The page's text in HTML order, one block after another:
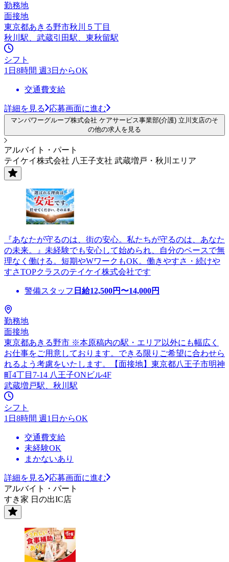
勤務地
面接地
東京都あきる野市秋川５丁目
秋川駅、武蔵引田駅、東秋留駅
シフト
1日8時間 週3日からOK
交通費支給
詳細を見る 応募画面に進む
マンパワーグループ株式会社 ケアサービス事業部(介護) 立川支店のそ
の他の求人を見る
アルバイト・パート
テイケイ株式会社 八王子支社 武蔵増戸・秋川エリア
『あなたが守るのは、街の安心。私たちが守るのは、あなた
の未来。』未経験でも安心して始められ、自分のペースで無
理なく働ける。短期やWワークもOK。働きやすさ・続けや
すさTOPクラスのテイケイ株式会社です
警備スタッフ 日給12,500円〜14,000円
勤務地
面接地
東京都あきる野市 ※本原稿内の駅・エリア以外にも幅広く
お仕事をご用意しております。できる限りご希望に合わせら
れるよう考慮をいたします。【面接地】東京都八王子市明神
町4丁目7-14 八王子ONビル4F
武蔵増戸駅、秋川駅
シフト
1日8時間 週1日からOK
交通費支給
未経験OK
まかないあり
詳細を見る
応募画面に進む
アルバイト・パート
すき家 日の出IC店